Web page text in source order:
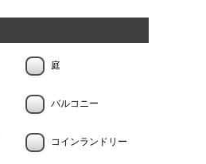
庭
バルコニー
コインランドリー